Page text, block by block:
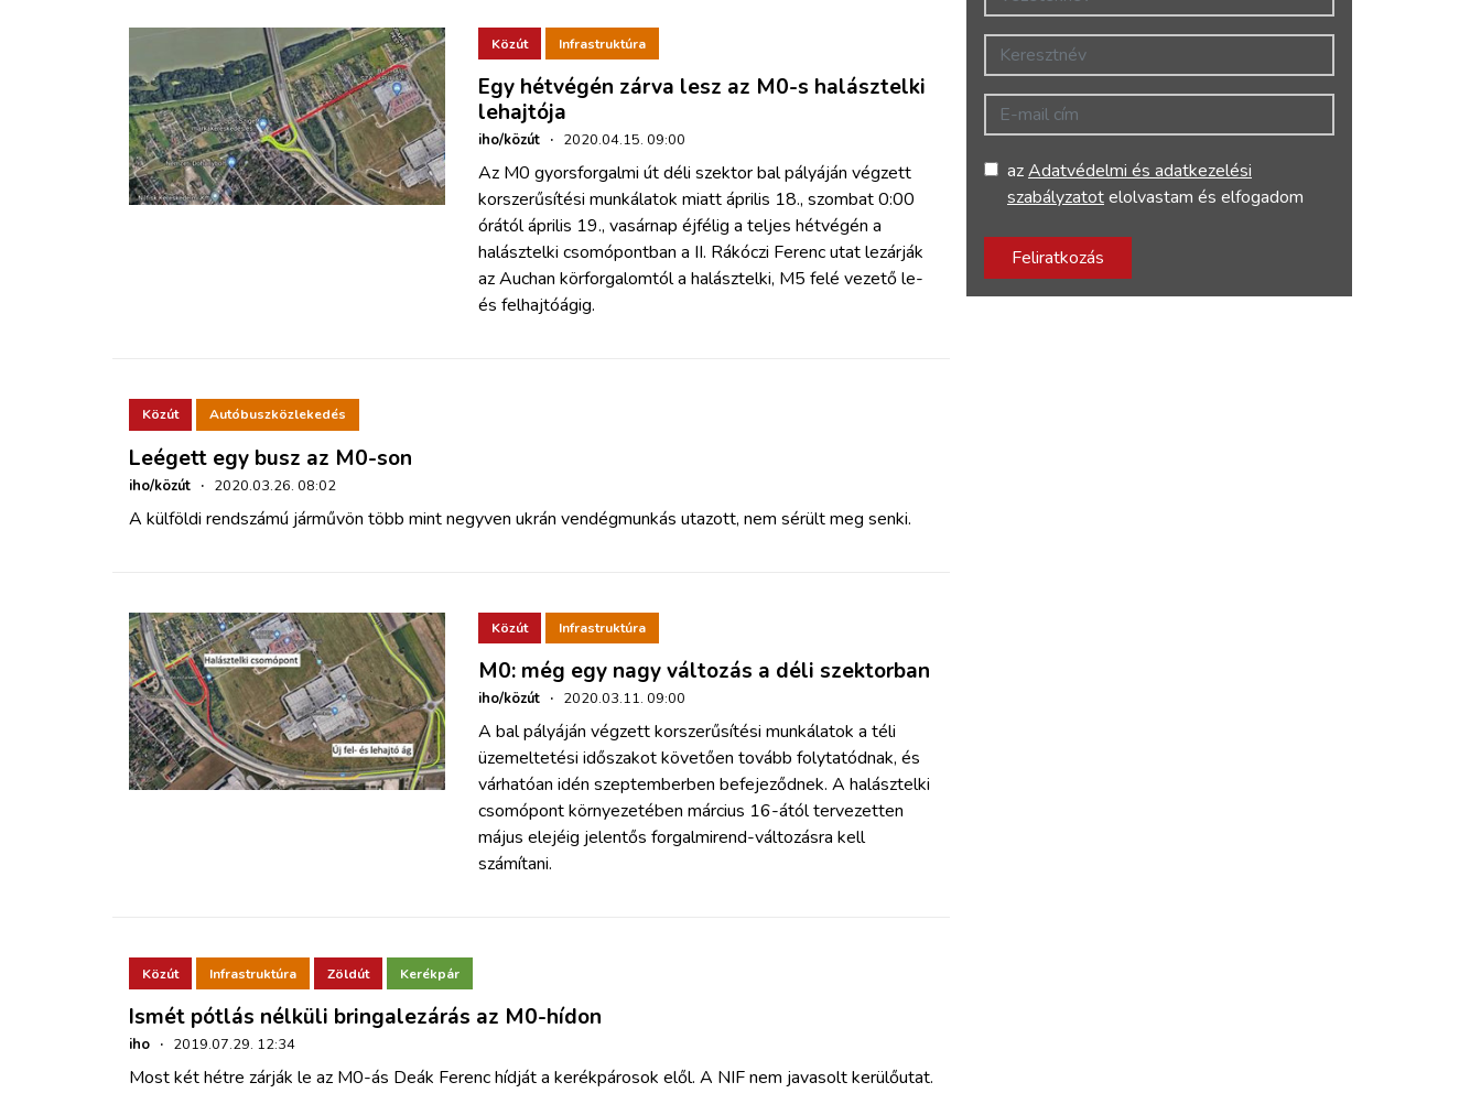
Közút Infrastruktúra
Egy hétvégén zárva lesz az M0-s halásztelki
lehajtója
iho/közút · 2020.04.15. 09:00
Az M0 gyorsforgalmi út déli szektor bal pályáján végzett
korszerűsítési munkálatok miatt április 18., szombat 0:00
órától április 19., vasárnap éjfélig a teljes hétvégén a
halásztelki csomópontban a II. Rákóczi Ferenc utat lezárják
az Auchan körforgalomtól a halásztelki, M5 felé vezető le-
és felhajtóágig.
Közút Autóbuszközlekedés
Leégett egy busz az M0-son
iho/közút · 2020.03.26. 08:02
A külföldi rendszámú járművön több mint negyven ukrán vendégmunkás utazott, nem sérült meg senki.
Közút Infrastruktúra
M0: még egy nagy változás a déli szektorban
iho/közút · 2020.03.11. 09:00
A bal pályáján végzett korszerűsítési munkálatok a téli
üzemeltetési időszakot követően tovább folytatódnak, és
várhatóan idén szeptemberben befejeződnek. A halásztelki
csomópont környezetében március 16-ától tervezetten
május elejéig jelentős forgalmirend-változásra kell
számítani.
Közút Infrastruktúra Zöldút Kerékpár
Ismét pótlás nélküli bringalezárás az M0-hídon
iho · 2019.07.29. 12:34
Most két hétre zárják le az M0-ás Deák Ferenc hídját a kerékpárosok elől. A NIF nem javasolt kerülőutat.
Keresztnév
E-mail cím
azAdatvédelmi és adatkezelési
szabályzatotelolvastam és elfogadom
Feliratkozás